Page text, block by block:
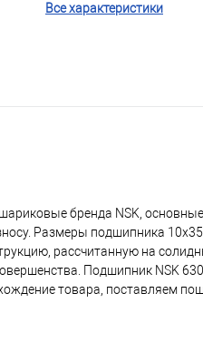
Все характеристики
бренда NSK,
Размеры подшипника
рассчитанную на
Подшипник NSK
товара, поставляем